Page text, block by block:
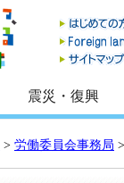
震災・復興
> 労働委員会事務局